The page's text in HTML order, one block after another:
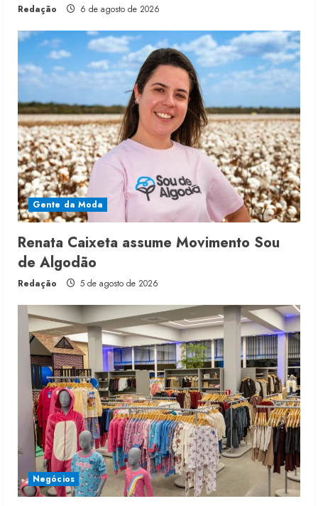
Redação 6 de agosto de 2026
Gente da Moda
Renata Caixeta assume Movimento Sou
de Algodão
Redação 5 de agosto de 2026
Negócios